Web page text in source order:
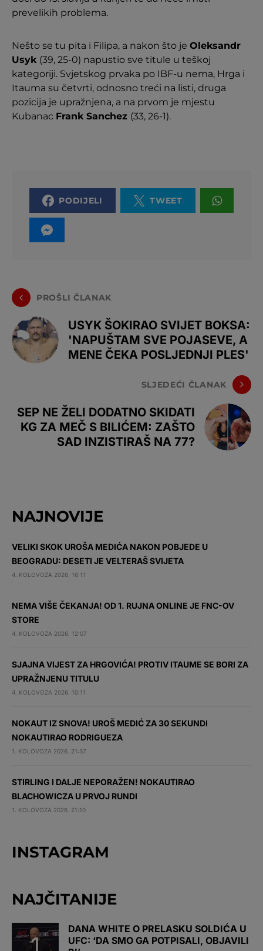
prevelikih problema.
Nešto se tu pita i Filipa, a nakon što je Oleksandr
Usyk (39, 25-0) napustio sve titule u teškoj
kategoriji. Svjetskog prvaka po IBF-u nema, Hrga i
Itauma su četvrti, odnosno treći na listi, druga
pozicija je upražnjena, a na prvom je mjestu
Kubanac Frank Sanchez (33, 26-1).
PODIJELI TWEET
PROŠLI ČLANAK
USYK ŠOKIRAO SVIJET BOKSA:
'NAPUŠTAM SVE POJASEVE, A
MENE ČEKA POSLJEDNJI PLES'
SLJEDEĆI ČLANAK
SEP NE ŽELI DODATNO SKIDATI
KG ZA MEČ S BILIĆEM: ZAŠTO
SAD INZISTIRAŠ NA 77?
NAJNOVIJE
VELIKI SKOK UROŠA MEDIĆA NAKON POBJEDE U
BEOGRADU: DESETI JE VELTERAŠ SVIJETA
4. KOLOVOZA 2026. 16:11
NEMA VIŠE ČEKANJA! OD 1. RUJNA ONLINE JE FNC-OV
STORE
4. KOLOVOZA 2026. 12:07
SJAJNA VIJEST ZA HRGOVIĆA! PROTIV ITAUME SE BORI ZA
UPRAŽNJENU TITULU
4. KOLOVOZA 2026. 10:11
NOKAUT IZ SNOVA! UROŠ MEDIĆ ZA 30 SEKUNDI
NOKAUTIRAO RODRIGUEZA
1. KOLOVOZA 2026. 21:37
STIRLING I DALJE NEPORAŽEN! NOKAUTIRAO
BLACHOWICZA U PRVOJ RUNDI
1. KOLOVOZA 2026. 21:10
INSTAGRAM
NAJČITANIJE
DANA WHITE O PRELASKU SOLDIĆA U
UFC: ‘DA SMO GA POTPISALI, OBJAVILI